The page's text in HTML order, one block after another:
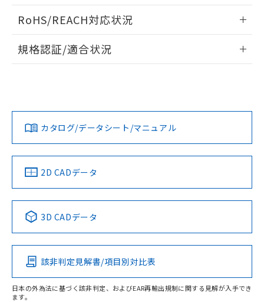
ドすることができます。
ログイン/会員登録
ダウンロードデータをご利用いただく前に、以下を必ずお読
みください。
ソフトウェアの使用条件
RoHS/REACH対応状況
EU RoHS 注意事項・凡例
対応済み
中国 RoHS 注意事項・凡例
Pb Hg Cd Cr(VI)
O
規格認証/適合状況
カタログ/データシート/マニュアル
2D CADデータ
3D CADデータ
該非判定見解書/項目別対比表
日本の外為法に基づく該非判定、およびEAR再輸出規制に関する見解が入手でき
ます。
す。